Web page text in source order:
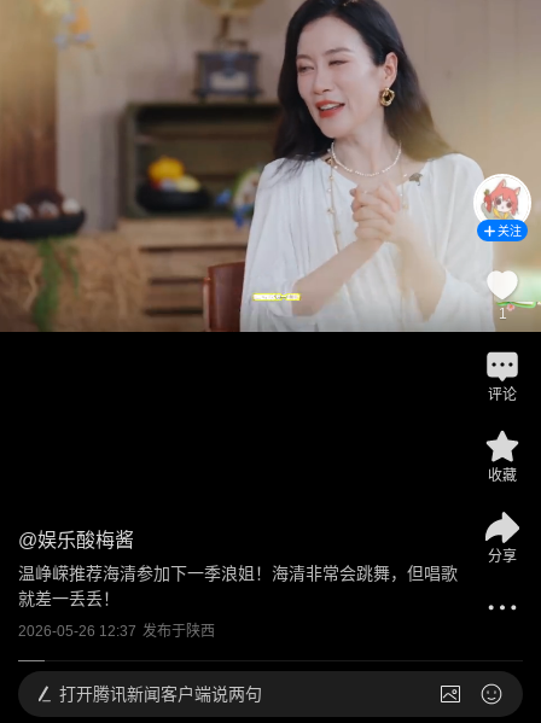
@娱乐酸梅酱
温峥嵘推荐海清参加下一季浪姐！海清非常会跳舞，但唱歌
就差一丢丢！
2026-05-26 12:37 发布于陕西
关注
1
评论
收藏
分享
打开腾讯新闻客户端说两句